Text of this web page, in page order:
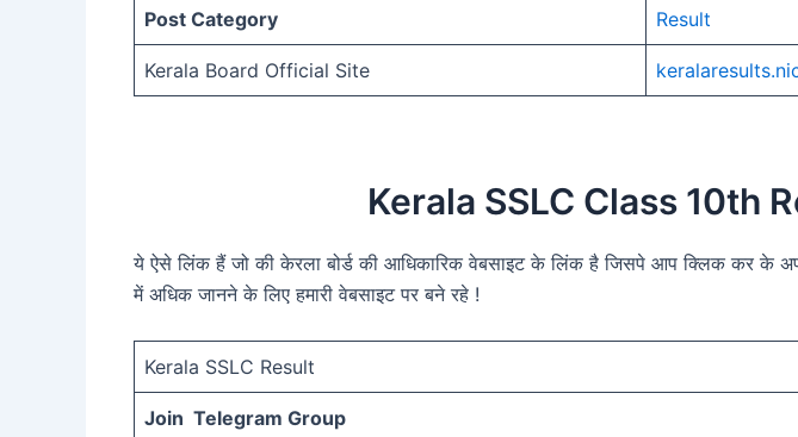
Post Category Result
Kerala Board Official Site
Kerala SSLC Class 10th
ये ऐसे लिंक हैं जो की केरला बोर्ड की आधिकारिक वेबसाइट के लिंक है जिसपे आप क्लिक कर के
में अधिक जानने के लिए हमारी वेबसाइट पर बने रहे !
Kerala SSLC Result
Join Telegram Group